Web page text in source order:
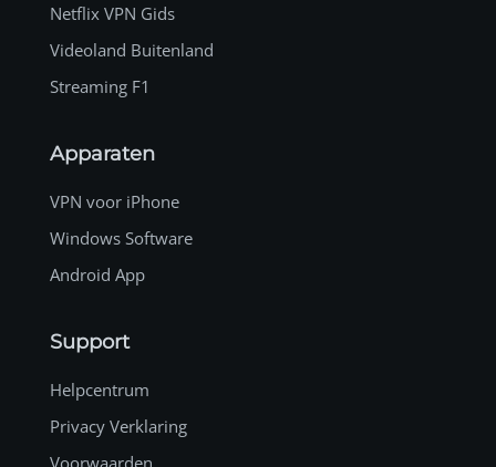
Netflix VPN Gids
Videoland Buitenland
Streaming F1
Apparaten
VPN voor iPhone
Windows Software
Android App
Support
Helpcentrum
Privacy Verklaring
Voorwaarden